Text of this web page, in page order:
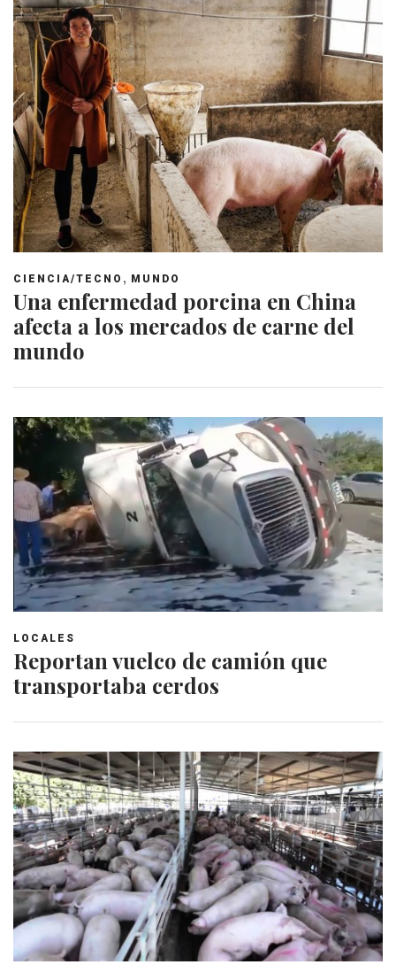
CIENCIA/TECNO , MUNDO
Una enfermedad porcina en China
afecta a los mercados de carne del
mundo
LOCALES
Reportan vuelco de camión que
transportaba cerdos